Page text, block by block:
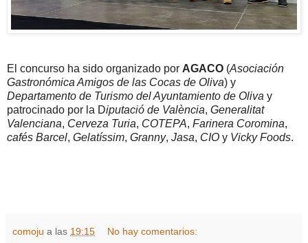
El concurso ha sido organizado por AGACO (Asociación
Gastronómica Amigos de las Cocas de Oliva) y
Departamento de Turismo del Ayuntamiento de Oliva y
patrocinado por la Diputació de València, Generalitat
Valenciana, Cerveza Turia, COTEPA, Farinera Coromina,
cafés Barcel, Gelatíssim, Granny, Jasa, CIO y Vicky Foods.
comoju a las 19:15 No hay comentarios: